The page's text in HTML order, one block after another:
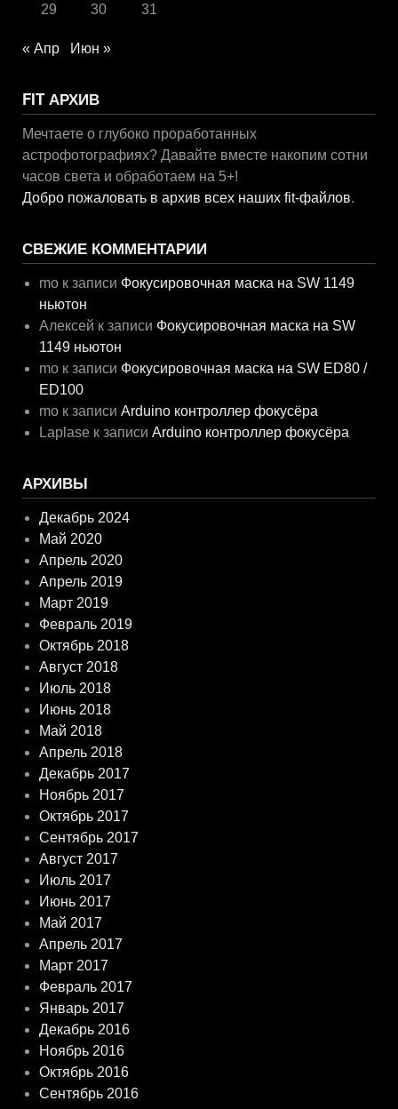
29
30 31
« Апр Июн »
FIT АРХИВ
Мечтаете о глубоко проработанных
астрофотографиях? Давайте вместе накопим сотни
часов света и обработаем на 5+!
Добро пожаловать в архив всех наших fit-файлов.
СВЕЖИЕ КОММЕНТАРИИ
mo к записи Фокусировочная маска на SW 1149
ньютон
Алексей к записи Фокусировочная маска на SW
1149 ньютон
mo к записи Фокусировочная маска на SW ED80 /
ED100
mo к записиArduino контроллер фокусёра
Laplase к записиArduino контроллер фокусёра
АРХИВЫ
Декабрь 2024
Май 2020
Апрель 2020
Апрель 2019
Март 2019
Февраль 2019
Октябрь 2018
Август 2018
Июль 2018
Июнь 2018
Май 2018
Апрель 2018
Декабрь 2017
Ноябрь 2017
Октябрь 2017
Сентябрь 2017
Август 2017
Июль 2017
Июнь 2017
Май 2017
Апрель 2017
Март 2017
Февраль 2017
Январь 2017
Декабрь 2016
Ноябрь 2016
Октябрь 2016
Сентябрь 2016